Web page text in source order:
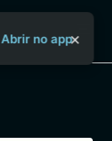
Abrir no app×